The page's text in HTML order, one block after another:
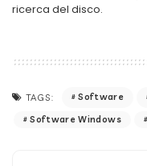
ricerca del disco.
TAGS: Software
Software Windows